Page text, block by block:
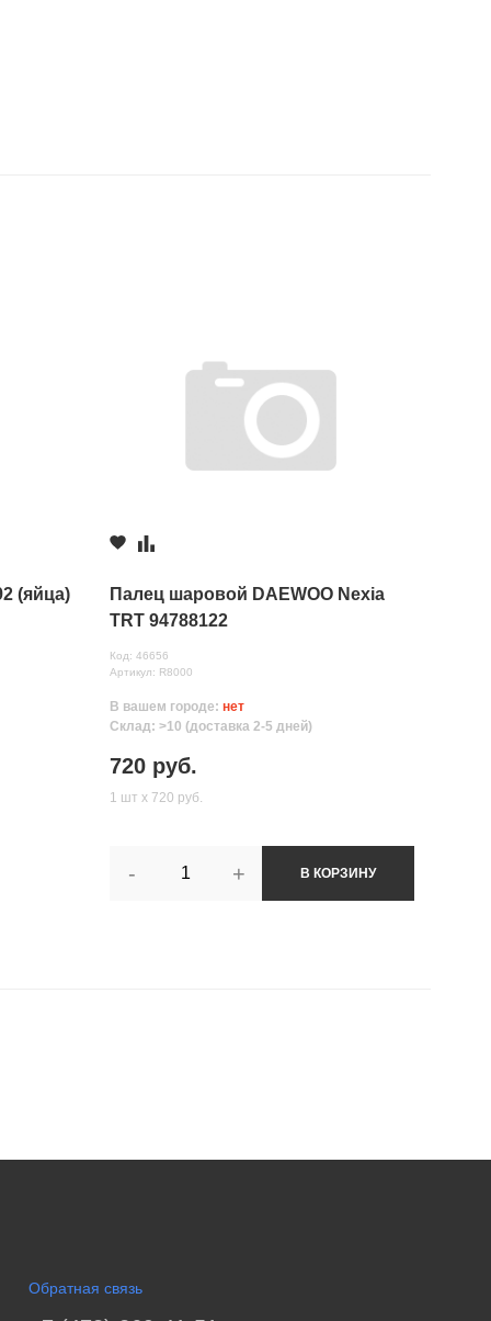
(яйца)
Палец шаровой DAEWOO Nexia
TRT 94788122
Код: 46656
Артикул: R8000
В вашем городе: нет
Склад: >10 (доставка 2-5 дней)
720 руб.
1 шт х 720 руб.
- + В КОРЗИНУ
Обратная связь